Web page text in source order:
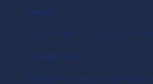
Serwis
Regulamin Polityka
Usługi LIVE
Metody kontaktu z doradcami